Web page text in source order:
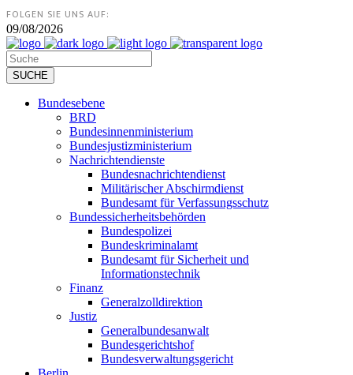
FOLGEN SIE UNS AUF:
09/08/2026
Bundesebene
BRD
Bundesinnenministerium
Bundesjustizministerium
Nachrichtendienste
Bundesnachrichtendienst
Militärischer Abschirmdienst
Bundesamt für Verfassungsschutz
Bundessicherheitsbehörden
Bundespolizei
Bundeskriminalamt
Bundesamt für Sicherheit und
Informationstechnik
Finanz
Generalzolldirektion
Justiz
Generalbundesanwalt
Bundesgerichtshof
Bundesverwaltungsgericht